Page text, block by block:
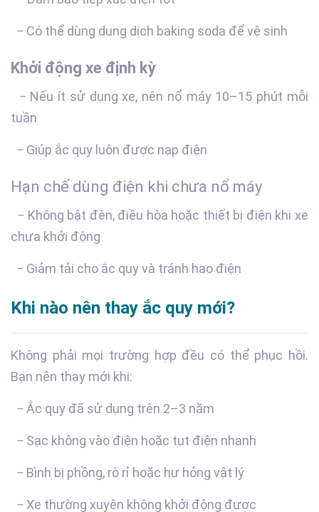
− Có thể dùng dung dịch baking soda để vệ sinh
Khởi động xe định kỳ
− Nếu ít sử dụng xe, nên nổ máy 10–15 phút mỗi
tuần
− Giúp ắc quy luôn được nạp điện
Hạn chế dùng điện khi chưa nổ máy
− Không bật đèn, điều hòa hoặc thiết bị điện khi xe
chưa khởi động
− Giảm tải cho ắc quy và tránh hao điện
Khi nào nên thay ắc quy mới?
Không phải mọi trường hợp đều có thể phục hồi.
Bạn nên thay mới khi:
− Ắc quy đã sử dụng trên 2–3 năm
− Sạc không vào điện hoặc tụt điện nhanh
− Bình bị phồng, rò rỉ hoặc hư hỏng vật lý
− Xe thường xuyên không khởi động được